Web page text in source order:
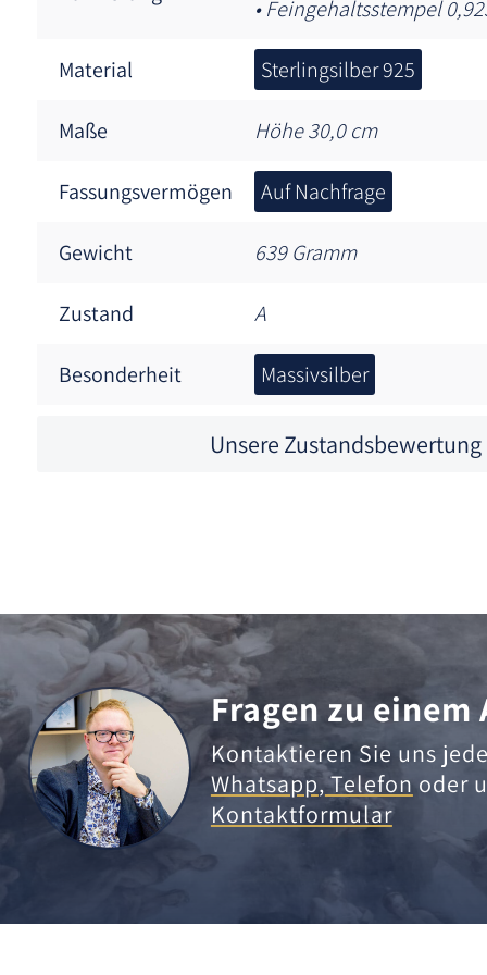
• Feingehaltsstempel
Material Sterlingsilber 925
Maße Höhe 30,0 cm
Fassungsvermögen Auf Nachfrage
Gewicht 639 Gramm
Zustand A
Besonderheit Massivsilber
Unsere Zustandsbewertung
Fragen zu
Kontaktieren Sie uns
Whatsapp,Telefonoder
Kontaktformular